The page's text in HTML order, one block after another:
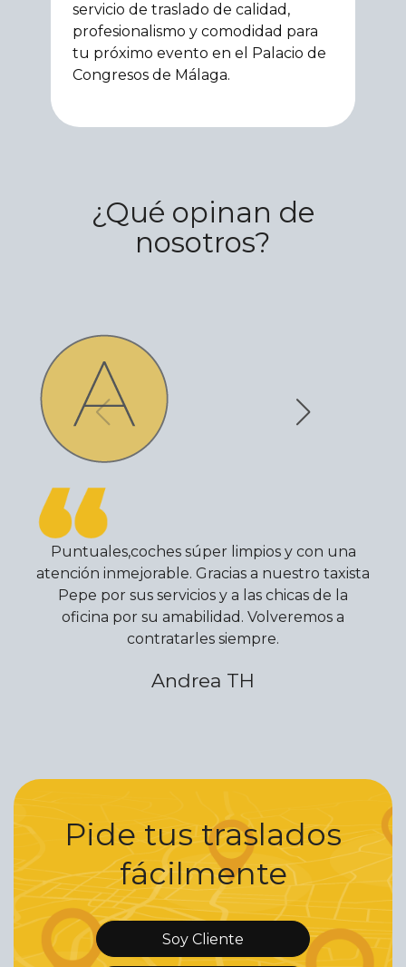
servicio de traslado de calidad,
profesionalismo y comodidad para
tu próximo evento en el Palacio de
Congresos de Málaga.
¿Qué opinan de
nosotros?
Puntuales,coches súper limpios y con una
atención inmejorable. Gracias a nuestro taxista
Pepe por sus servicios y a las chicas de la
oficina por su amabilidad. Volveremos a
contratarles siempre.
Andrea TH
Pide tus traslados
fácilmente
Soy Cliente